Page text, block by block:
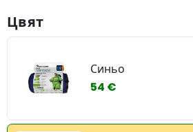
Цвят
Синьо
54 €